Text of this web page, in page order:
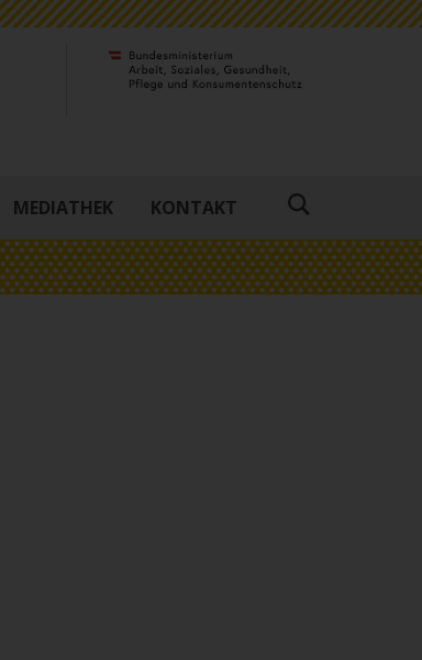
MEDIATHEK KONTAKT
Suche